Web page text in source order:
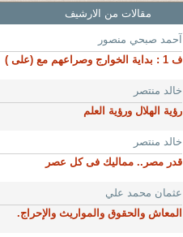
مقالات من الارشيف
آحمد صبحي منصور
ف 1 : بداية الخوارج وصراعهم مع (على )
خالد منتصر
رؤية الهلال ورؤية العلم
خالد منتصر
قدر مصر.. مماليك فى كل عصر
عثمان محمد علي
المعاش والحقوق والمواريث والإحراج.